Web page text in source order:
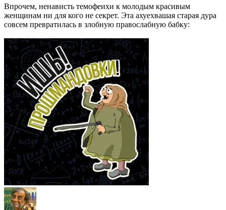
Впрочем, ненависть темофеихи к молодым красивым
женщинам ни для кого не секрет. Эта ахуехвашая старая дура
совсем превратилась в злобную правослабную бабку: